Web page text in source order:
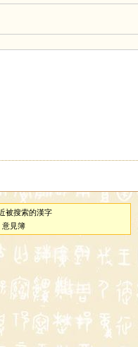
被搜索的漢字
意見簿